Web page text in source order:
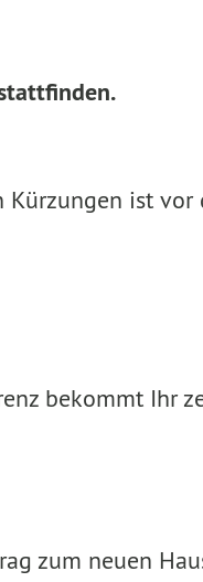
ist vor
bekommt Ihr
zum neuen